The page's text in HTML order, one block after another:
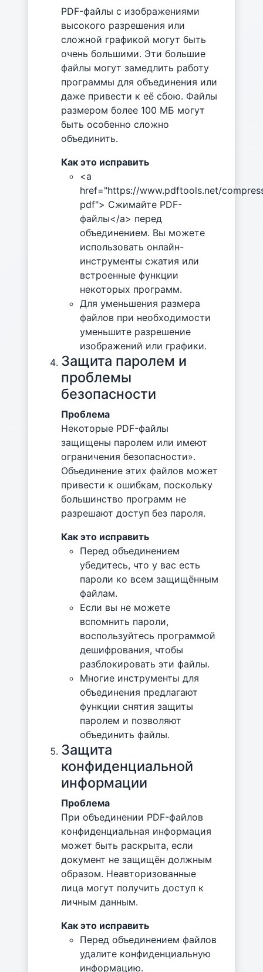
PDF-файлы с изображениями
высокого разрешения или
сложной графикой могут быть
очень большими. Эти большие
файлы могут замедлить работу
программы для объединения или
даже привести к её сбою. Файлы
размером более 100 МБ могут
быть особенно сложно
объединить.
Как это исправить
<a
href="https://www.pdftools.net/
pdf"> Сжимайте PDF-
файлы</a> перед
объединением. Вы можете
использовать онлайн-
инструменты сжатия или
встроенные функции
некоторых программ.
Для уменьшения размера
файлов при необходимости
уменьшите разрешение
изображений или графики.
Защита паролем и
проблемы
безопасности
Проблема
Некоторые PDF-файлы
защищены паролем или имеют
ограничения безопасности».
Объединение этих файлов может
привести к ошибкам, поскольку
большинство программ не
разрешают доступ без пароля.
Как это исправить
Перед объединением
убедитесь, что у вас есть
пароли ко всем защищённым
файлам.
Если вы не можете
вспомнить пароли,
воспользуйтесь программой
дешифрования, чтобы
разблокировать эти файлы.
Многие инструменты для
объединения предлагают
функции снятия защиты
паролем и позволяют
объединить файлы.
Защита
конфиденциальной
информации
Проблема
При объединении PDF-файлов
конфиденциальная информация
может быть раскрыта, если
документ не защищён должным
образом. Неавторизованные
лица могут получить доступ к
личным данным.
Как это исправить
Перед объединением файлов
удалите конфиденциальную
информацию.